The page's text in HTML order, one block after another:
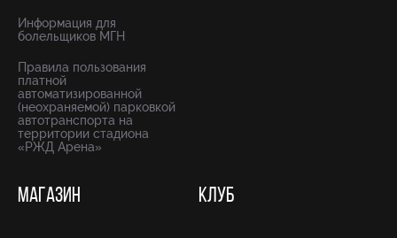
Информация для
болельщиков МГН
Правила пользования
платной
автоматизированной
(неохраняемой) парковкой
автотранспорта на
территории стадиона
«РЖД Арена»
МАГАЗИН КЛУБ